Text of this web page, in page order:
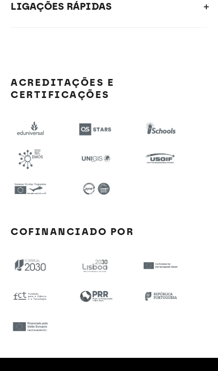
LIGAÇÕES RÁPIDAS
ACREDITAÇÕES E
CERTIFICAÇÕES
COFINANCIADO POR